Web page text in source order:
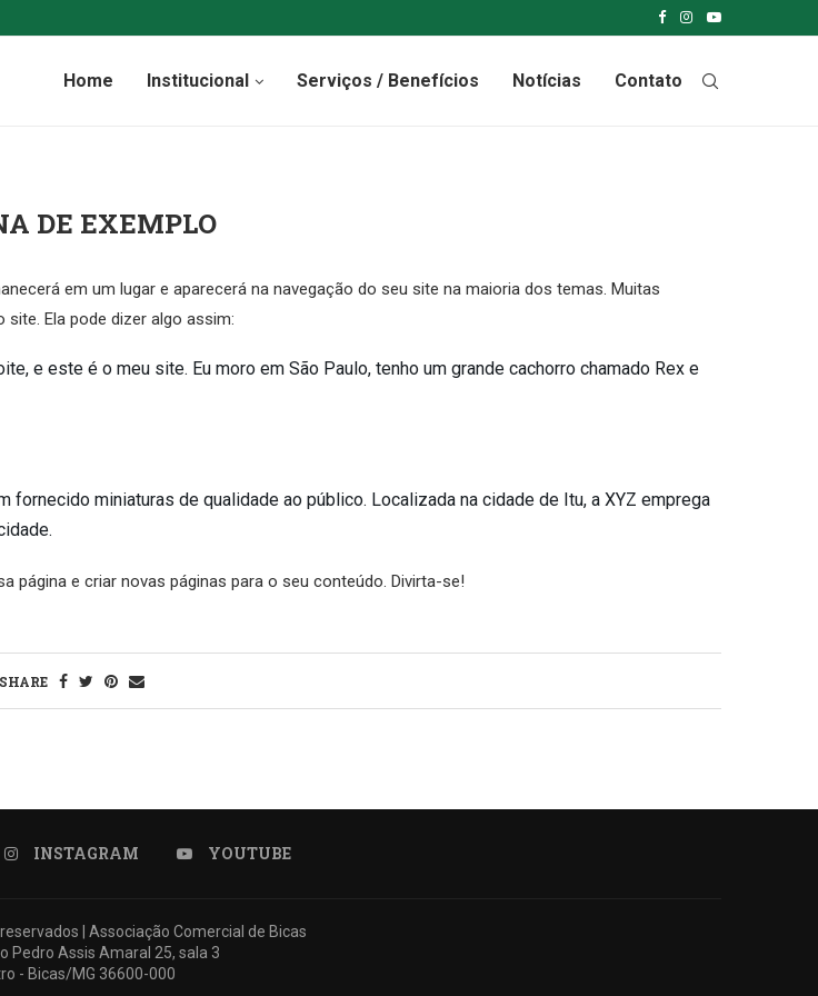
Home Institucional Serviços / Benefícios Notícias Contato
DE EXEMPLO
em um lugar e aparecerá na navegação do seu site na maioria dos temas. Muitas
Ela pode dizer algo assim:
e este é o meu site. Eu moro em São Paulo, tenho um grande cachorro chamado Rex e
miniaturas de qualidade ao público. Localizada na cidade de Itu, a XYZ emprega
página e criar novas páginas para o seu conteúdo. Divirta-se!
SHARE
INSTAGRAM YOUTUBE
| Associação Comercial de Bicas
Pedro Assis Amaral 25, sala 3
- Bicas/MG 36600-000